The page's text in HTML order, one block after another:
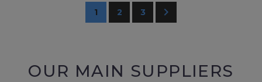
1 2 3
OUR MAIN SUPPLIERS